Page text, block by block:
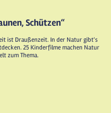
Schützen“
ist Draußenzeit. In der Natur gibt's
25 Kinderfilme machen Natur
zum Thema.